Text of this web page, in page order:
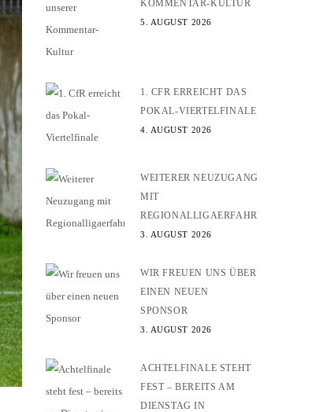
KOMMENTAR-KULTUR
5. AUGUST 2026
1. CFR ERREICHT DAS
POKAL-VIERTELFINALE
4. AUGUST 2026
WEITERER NEUZUGANG
MIT
REGIONALLIGAERFAHRUNG
3. AUGUST 2026
WIR FREUEN UNS ÜBER
EINEN NEUEN
SPONSOR
3. AUGUST 2026
ACHTELFINALE STEHT
FEST – BEREITS AM
DIENSTAG IN